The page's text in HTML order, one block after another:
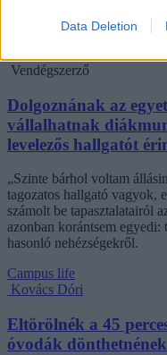
Data Deletion
humánökológus,
Vendégszerző
Dolgoznának az
vállalhatnak
levelezős hallgatót
„Szinte bárhol voltam
tagozatos hallgató vagyok,
számolt be tapasztalatairól
azonban korántsem
hasonló nehézségekről.
Campus life
Kovács Dóri
Eltörölnék a 45
óvodák